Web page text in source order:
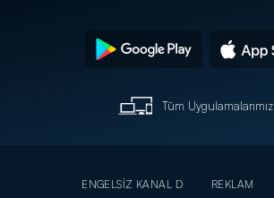
Tüm Uygulamalarımız
ENGELSİZ KANAL D REKLAM